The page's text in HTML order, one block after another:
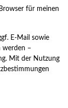
für meinen
E-Mail sowie
werden –
Mit der Nutzung